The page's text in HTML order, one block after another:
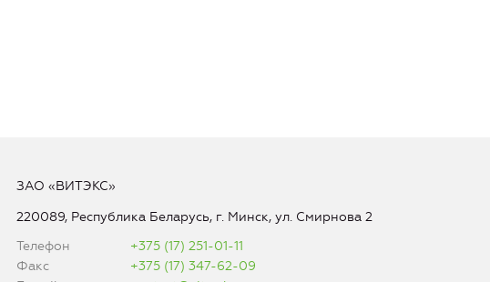
ЗАО «ВИТЭКС»
220089, Республика Беларусь, г. Минск, ул. Смирнова 2
Телефон
+375 (17) 251-01-11
Факс
+375 (17) 347-62-09